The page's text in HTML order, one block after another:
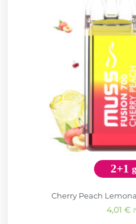
2+1
Cherry Peach
4,01 €